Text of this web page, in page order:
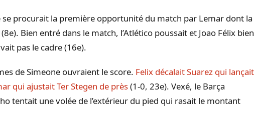
se procurait la première opportunité du match par Lemar dont la
Bien entré dans le match, l’Atlético poussait et Joao Félix bien
pas le cadre (16e).
de Simeone ouvraient le score. Felix décalait Suarez qui lançait
qui ajustait Ter Stegen de près(1-0, 23e). Vexé, le Barça
tentait une volée de l’extérieur du pied qui rasait le montant